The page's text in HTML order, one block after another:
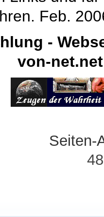
Feb.
-
von-net.net
Seiten-